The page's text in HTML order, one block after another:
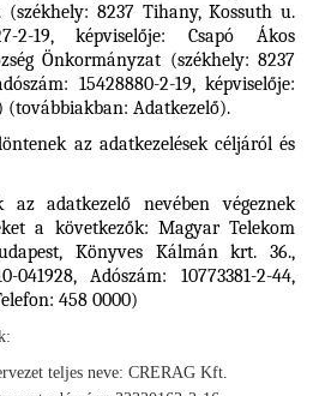
8237 Tihany, Kossuth u.
2-19, képviselője: Csapó Ákos
Önkormányzat (székhely: 8237
15428880-2-19, képviselője:
(továbbiakban: Adatkezelő).
az adatkezelések céljáról és
az adatkezelő nevében végeznek
a következők: Magyar Telekom
Könyves Kálmán krt. 36.,
041928, Adószám: 10773381-2-44,
458 0000)
teljes neve: CRERAG Kft.